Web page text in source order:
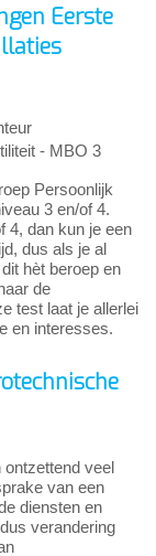
Eerste
- MBO 3
Persoonlijk
3 en/of 4.
4, dan kun je een
dus als je al
hèt beroep en
de
test laat je allerlei
en interesses.
ontzettend veel
van een
diensten en
verandering